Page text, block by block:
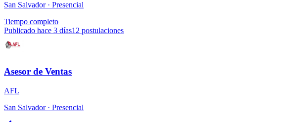
San Salvador · Presencial
Tiempo completo
Publicado hace 3 días12 postulaciones
Asesor de Ventas
AFL
San Salvador · Presencial